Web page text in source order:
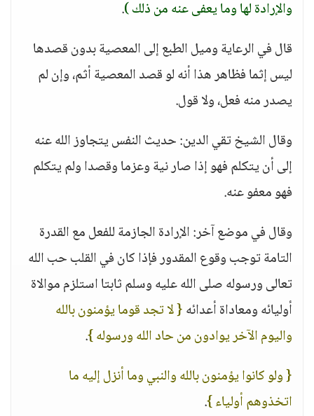
والإرادة لها وما يعفى عنه من ذلك ).
قال في الرعاية وميل الطبع إلى المعصية بدون قصدها
ليس إثما فظاهر هذا أنه لو قصد المعصية أثم، وإن لم
يصدر منه فعل، ولا قول.
وقال الشيخ تقي الدين: حديث النفس يتجاوز الله عنه
إلى أن يتكلم فهو إذا صار نية وعزما وقصدا ولم يتكلم
فهو معفو عنه.
وقال في موضع آخر: الإرادة الجازمة للفعل مع القدرة
التامة توجب وقوع المقدور فإذا كان في القلب حب الله
تعالى ورسوله صلى الله عليه وسلم ثابتا استلزم موالاة
أوليائه ومعاداة أعدائه{ لا تجد قوما يؤمنون بالله
واليوم الآخر يوادون من حاد الله ورسوله }.
{ ولو كانوا يؤمنون بالله والنبي وما أنزل إليه ما
اتخذوهم أولياء }.